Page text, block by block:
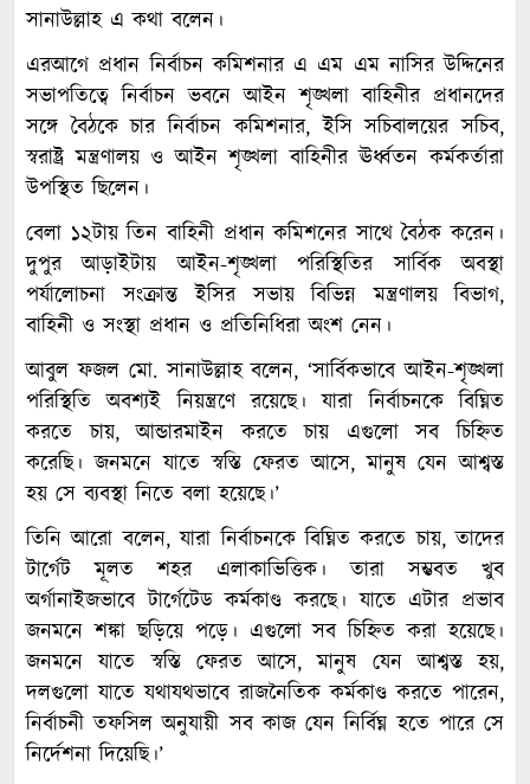
সানাউল্লাহ এ কথা বলেন।
এরআগে প্রধান নির্বাচন কমিশনার এ এম এম নাসির উদ্দিনের
সভাপতিত্বে নির্বাচন ভবনে আইন শৃঙ্খলা বাহিনীর প্রধানদের
সঙ্গে বৈঠকে চার নির্বাচন কমিশনার, ইসি সচিবালয়ের সচিব,
স্বরাষ্ট্র মন্ত্রণালয় ও আইন শৃঙ্খলা বাহিনীর ঊর্ধ্বতন কর্মকর্তারা
উপস্থিত ছিলেন।
বেলা ১২টায় তিন বাহিনী প্রধান কমিশনের সাথে বৈঠক করেন।
দুপুর আড়াইটায় আইন-শৃঙ্খলা পরিস্থিতির সার্বিক অবস্থা
পর্যালোচনা সংক্রান্ত ইসির সভায় বিভিন্ন মন্ত্রণালয় বিভাগ,
বাহিনী ও সংস্থা প্রধান ও প্রতিনিধিরা অংশ নেন।
আবুল ফজল মো. সানাউল্লাহ বলেন, ‘সার্বিকভাবে আইন-শৃঙ্খলা
পরিস্থিতি অবশ্যই নিয়ন্ত্রণে রয়েছে। যারা নির্বাচনকে বিঘ্নিত
করতে চায়, আন্ডারমাইন করতে চায় এগুলো সব চিহ্নিত
করেছি। জনমনে যাতে স্বস্তি ফেরত আসে, মানুষ যেন আশ্বস্ত
হয় সে ব্যবস্থা নিতে বলা হয়েছে।’
তিনি আরো বলেন, যারা নির্বাচনকে বিঘ্নিত করতে চায়, তাদের
টার্গেট মূলত শহর এলাকাভিত্তিক। তারা সম্ভবত খুব
অর্গানাইজভাবে টার্গেটেড কর্মকাণ্ড করছে। যাতে এটার প্রভাব
জনমনে শঙ্কা ছড়িয়ে পড়ে। এগুলো সব চিহ্নিত করা হয়েছে।
জনমনে যাতে স্বস্তি ফেরত আসে, মানুষ যেন আশ্বস্ত হয়,
দলগুলো যাতে যথাযথভাবে রাজনৈতিক কর্মকাণ্ড করতে পারেন,
নির্বাচনী তফসিল অনুযায়ী সব কাজ যেন নির্বিঘ্ন হতে পারে সে
নির্দেশনা দিয়েছি।’